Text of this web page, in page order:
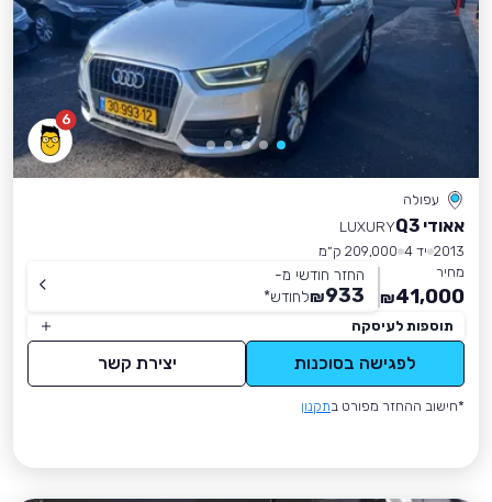
6
עפולה
אאודי Q3
LUXURY
2013 יד 4
209,000 ק״מ
מחיר
41,000
₪
החזר חודשי מ-
933
₪לחודש*
תוספות לעיסקה
לפגישה בסוכנות יצירת קשר
*חישוב ההחזר מפורט בתקנון